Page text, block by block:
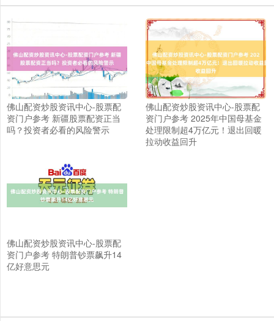
佛山配资炒股资讯中心-股票配
资门户参考 新疆股票配资正当
吗？投资者必看的风险警示
佛山配资炒股资讯中心-股票配
资门户参考 2025年中国母基金
处理限制超4万亿元！退出回暖
拉动收益回升
佛山配资炒股资讯中心-股票配
资门户参考 特朗普钞票飙升14
亿好意思元